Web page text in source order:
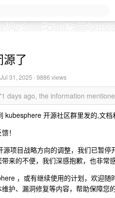
源了
Jul 31, 2025 · 9886 views
days ago, the information
kubesphere 开源社区群里发的,文
！
项目战略方向的调整，我们已暂
来的不便，我们深感抱歉，也非常
，或有继续使用的计划，欢迎随
护、漏洞修复等内容，帮助保障您